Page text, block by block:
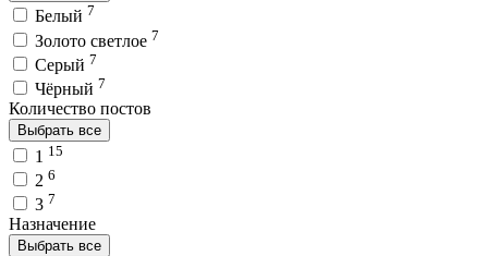
Белый 7
Золото светлое 7
Серый 7
Чёрный 7
Количество постов
Выбрать все
1 15
2 6
3 7
Назначение
Выбрать все